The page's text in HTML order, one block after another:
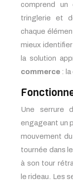
comprend un
tringlerie et
chaque
mieux
la solution
commerce :
Une serrure
engageant un
mouvement
tournée dans
à son tour
le rideau. Les